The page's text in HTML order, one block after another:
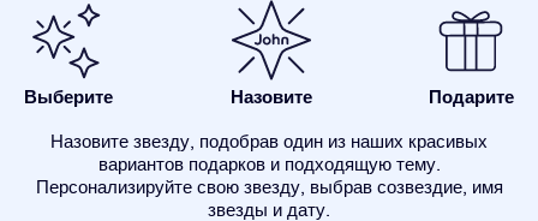
Выберите Назовите Подарите
Назовите звезду, подобрав один из наших красивых
вариантов подарков и подходящую тему.
Персонализируйте свою звезду, выбрав созвездие, имя
звезды и дату.